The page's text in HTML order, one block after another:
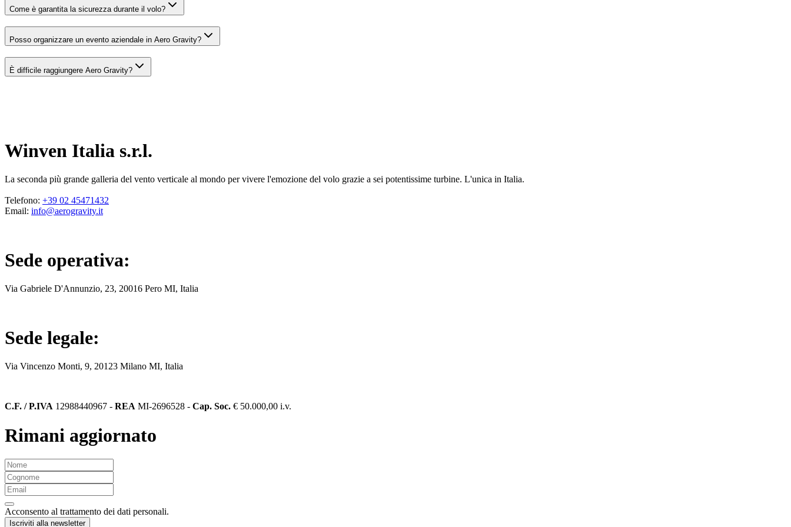
Come è garantita la sicurezza durante il volo?
Posso organizzare un evento aziendale in Aero Gravity?
È difficile raggiungere Aero Gravity?
Winven Italia s.r.l.
La seconda più grande galleria del vento verticale al mondo per vivere l'emozione del volo grazie a sei potentissime turbine. L'unica in Italia.
Telefono: +39 02 45471432
Email: info@aerogravity.it
Sede operativa:
Via Gabriele D'Annunzio, 23, 20016 Pero MI, Italia
Sede legale:
Via Vincenzo Monti, 9, 20123 Milano MI, Italia
C.F. / P.IVA 12988440967 - REA MI-2696528 - Cap. Soc. € 50.000,00 i.v.
Rimani aggiornato
Acconsento al trattamento dei dati personali.
Iscriviti alla newsletter